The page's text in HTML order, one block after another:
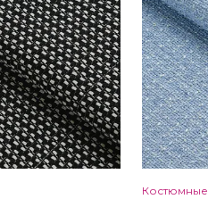
Костюмные